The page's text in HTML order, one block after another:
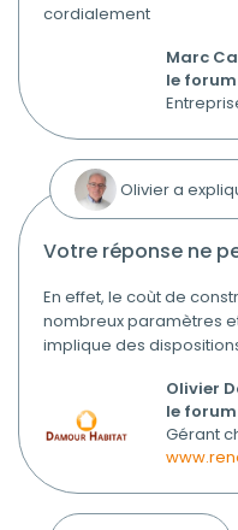
cordialement
Marc
le forum
Olivier a
votre réponse ne
En effet, le coùt de
nombreux paramètres
implique des
Olivier
le forum
Gérant